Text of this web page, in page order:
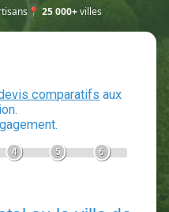
📍 25 000+villes
3 devis comparatifs